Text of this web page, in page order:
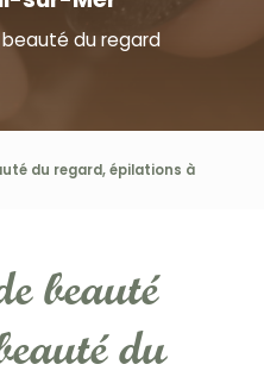
beauté du regard
du regard, épilations à
beauté
du